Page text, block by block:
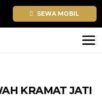
SELAMAT TAHUN BARU 2026.
SEWA MOBIL
KRAMAT JATI